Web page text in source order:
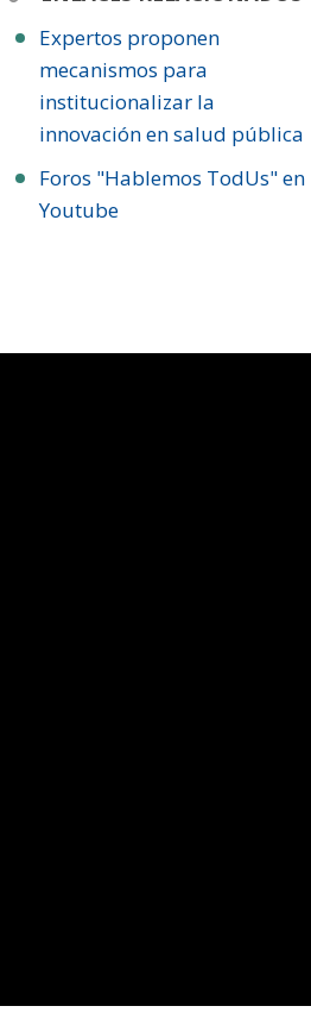
Expertos proponen
mecanismos para
institucionalizar la
innovación en salud pública
Foros "Hablemos TodUs" en
Youtube